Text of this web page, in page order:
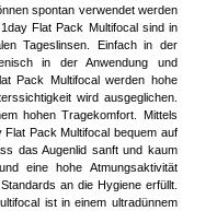
spontan verwendet werden
Flat Pack Multifocal sind in
Tageslinsen. Einfach in der
in der Anwendung und
Pack Multifocal werden hohe
wird ausgeglichen.
hohen Tragekomfort. Mittels
Pack Multifocal bequem auf
das Augenlid sanft und kaum
eine hohe Atmungsaktivität
an die Hygiene erfüllt.
ist in einem ultradünnem